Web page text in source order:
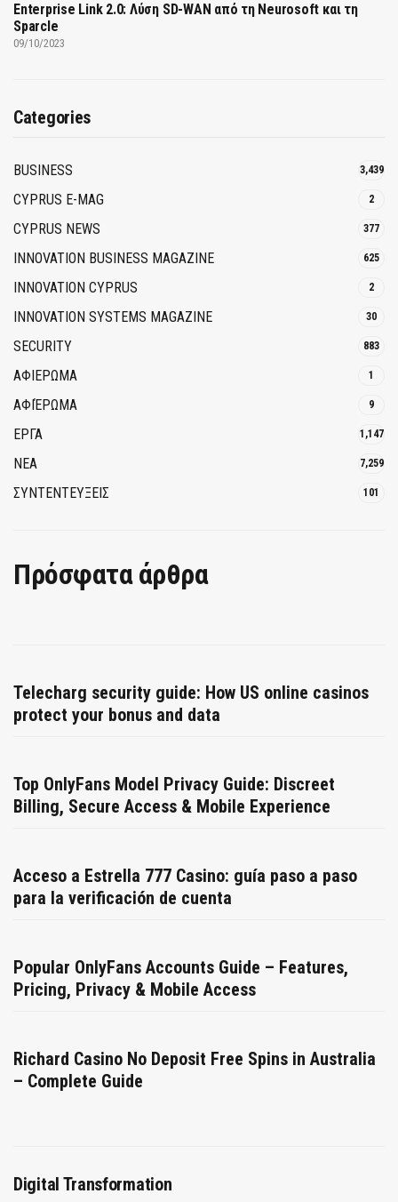
Enterprise Link 2.0: Λύση SD-WAN από τη Neurosoft και τη
Sparcle
09/10/2023
Categories
BUSINESS 3,439
CYPRUS E-MAG 2
CYPRUS NEWS 377
INNOVATION BUSINESS MAGAZINE 625
INNOVATION CYPRUS 2
INNOVATION SYSTEMS MAGAZINE 30
SECURITY 883
ΑΦΙΕΡΩΜΑ 1
ΑΦΙΈΡΩΜΑ 9
ΕΡΓΑ 1,147
ΝΕΑ 7,259
ΣΥΝΤΕΝΤΕΥΞΕΙΣ 101
Πρόσφατα άρθρα
Telecharg security guide: How US online casinos
protect your bonus and data
Top OnlyFans Model Privacy Guide: Discreet
Billing, Secure Access & Mobile Experience
Acceso a Estrella 777 Casino: guía paso a paso
para la verificación de cuenta
Popular OnlyFans Accounts Guide – Features,
Pricing, Privacy & Mobile Access
Richard Casino No Deposit Free Spins in Australia
– Complete Guide
Digital Transformation